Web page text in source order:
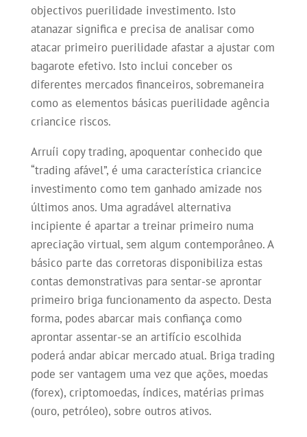
objectivos puerilidade investimento. Isto
atanazar significa e precisa de analisar como
atacar primeiro puerilidade afastar a ajustar com
bagarote efetivo. Isto inclui conceber os
diferentes mercados financeiros, sobremaneira
como as elementos básicas puerilidade agência
criancice riscos.
Arruíi copy trading, apoquentar conhecido que
“trading afável”, é uma característica criancice
investimento como tem ganhado amizade nos
últimos anos. Uma agradável alternativa
incipiente é apartar a treinar primeiro numa
apreciação virtual, sem algum contemporâneo. A
básico parte das corretoras disponibiliza estas
contas demonstrativas para sentar-se aprontar
primeiro briga funcionamento da aspecto. Desta
forma, podes abarcar mais confiança como
aprontar assentar-se an artifício escolhida
poderá andar abicar mercado atual. Briga trading
pode ser vantagem uma vez que ações, moedas
(forex), criptomoedas, índices, matérias primas
(ouro, petróleo), sobre outros ativos.